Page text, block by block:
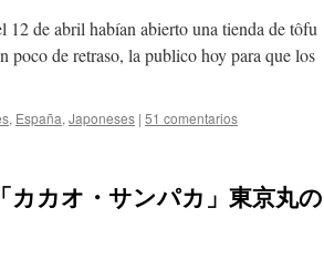
12 de abril habían abierto una tienda de tôfu
poco de retraso, la publico hoy para que los
, España, Japoneses | 51 comentarios
カカオ・サンパカ」東京丸の